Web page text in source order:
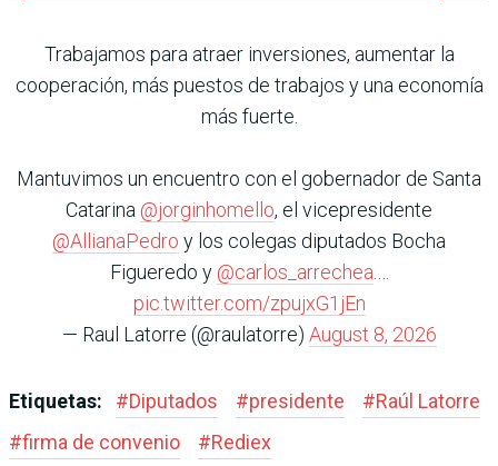
Trabajamos para atraer inversiones, aumentar la
cooperación, más puestos de trabajos y una economía
más fuerte.
Mantuvimos un encuentro con el gobernador de Santa
Catarina @jorginhomello, el vicepresidente
@AllianaPedro y los colegas diputados Bocha
Figueredo y @carlos_arrechea
pic.twitter.com/zpujxG1jEn
— Raul Latorre (@raulatorre) August 8, 2026
Etiquetas: #Diputados #presidente #Raúl Latorre
#firma de convenio #Rediex